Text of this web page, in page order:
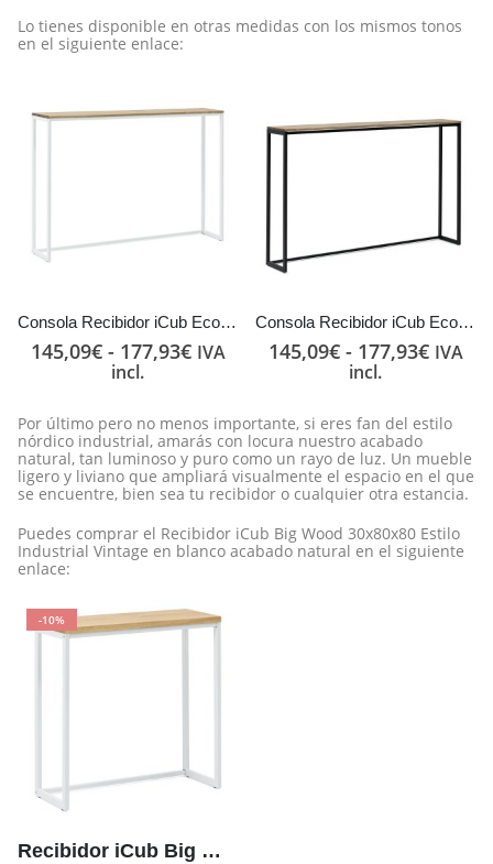
Lo tienes disponible en otras medidas con los mismos tonos
en el siguiente enlace:
Consola Recibidor iCub Eco-Line Blanca en madera maciza de pino acabado envejecido estilo Industrial Box Furniture
145,09€ - 177,93€ IVA
incl.
Consola Recibidor iCub Eco-Line Negra en madera maciza de pino acabado envejecido estilo Industrial Box Furniture
145,09€ - 177,93€ IVA
incl.
Por último pero no menos importante, si eres fan del estilo
nórdico industrial, amarás con locura nuestro acabado
natural, tan luminoso y puro como un rayo de luz. Un mueble
ligero y liviano que ampliará visualmente el espacio en el que
se encuentre, bien sea tu recibidor o cualquier otra estancia.
Puedes comprar el Recibidor iCub Big Wood 30x80x80 Estilo
Industrial Vintage en blanco acabado natural en el siguiente
enlace:
-10%
Recibidor iCub Big Wood 30x80x80 Blanco madera acabado Natural estilo nórdico Industrial Vintage Box Furniture